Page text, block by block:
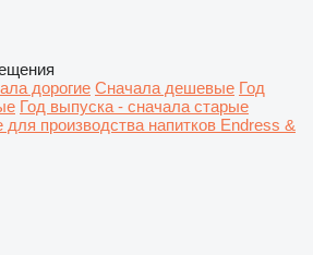
дорогие Сначала дешевые Год
Год выпуска - сначала старые